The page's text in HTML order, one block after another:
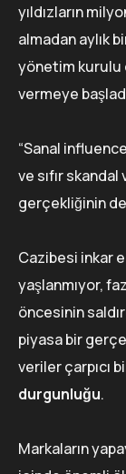
yıldızların
almadan aylık
yönetim kurulu
vermeye
“Sanal
ve sıfır
gerçekliğinin
Cazibesi inkar
yaşlanmıyor,
öncesinin
piyasa bir
veriler çarpıcı
durgunluğu.
Markaların